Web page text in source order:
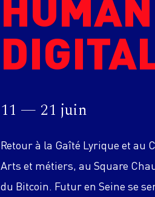
11 — 21 juin
Retour à la Gaîté Lyrique et au
Arts et métiers, au Square
du Bitcoin. Futur en Seine se